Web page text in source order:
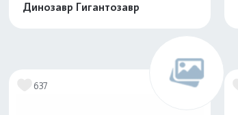
Динозавр Гигантозавр
637